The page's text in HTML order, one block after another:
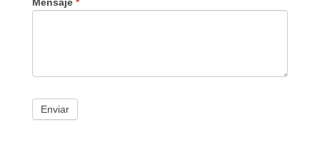
Mensaje *
Enviar